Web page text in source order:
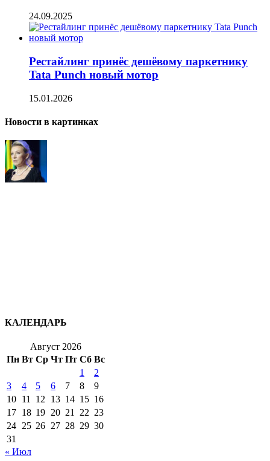
24.09.2025
Рестайлинг принёс дешёвому паркетнику
Tata Punch новый мотор
15.01.2026
Новости в картинках
КАЛЕНДАРЬ
Август 2026
Пн Вт Ср Чт Пт Сб Вс
1
2
3
4 5 6 7 8
9
10 11 12 13 14 15 16
17 18 19 20 21 22 23
24 25 26 27 28 29 30
31
« Июл